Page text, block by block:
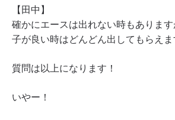
【田中】
確かにエースは出れない時もありま
子が良い時はどんどん出してもらえま
質問は以上になります！
いやー！